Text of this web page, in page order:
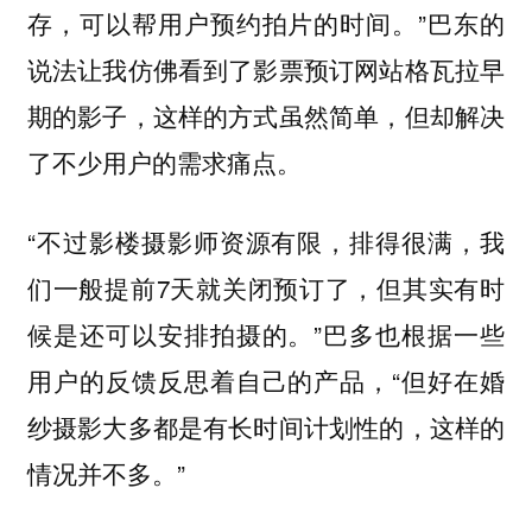
存，可以帮用户预约拍片的时间。”巴东的
说法让我仿佛看到了影票预订网站格瓦拉早
期的影子，这样的方式虽然简单，但却解决
了不少用户的需求痛点。
“不过影楼摄影师资源有限，排得很满，我
们一般提前7天就关闭预订了，但其实有时
候是还可以安排拍摄的。”巴多也根据一些
用户的反馈反思着自己的产品，“但好在婚
纱摄影大多都是有长时间计划性的，这样的
情况并不多。”